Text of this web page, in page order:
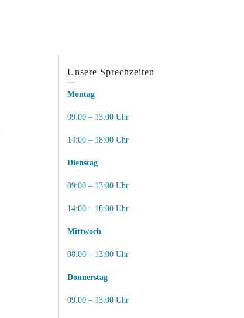
Unsere Sprechzeiten
Montag
09:00 – 13:00 Uhr
14:00 – 18:00 Uhr
Dienstag
09:00 – 13:00 Uhr
14:00 – 18:00 Uhr
Mittwoch
08:00 – 13:00 Uhr
Donnerstag
09:00 – 13:00 Uhr